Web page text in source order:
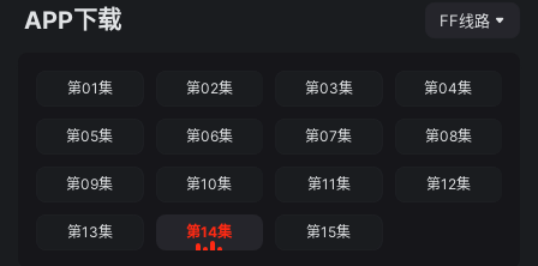
APP下载 FF线路
第01集 第02集 第03集 第04集
第05集 第06集 第07集 第08集
第09集 第10集 第11集 第12集
第13集 第14集 第15集